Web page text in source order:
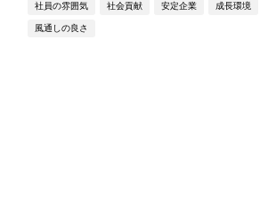
社員の雰囲気 社会貢献 安定企業 成長環境
風通しの良さ